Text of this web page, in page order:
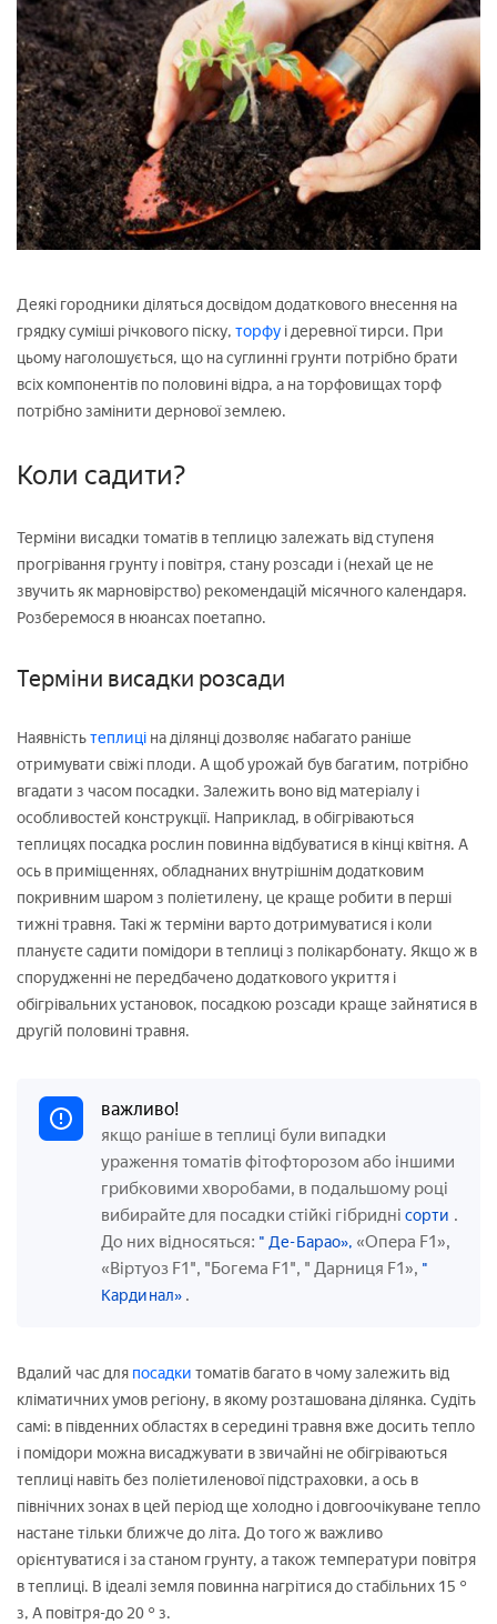
Деякі городники діляться досвідом додаткового внесення на
грядку суміші річкового піску, торфу і деревної тирси. При
цьому наголошується, що на суглинні грунти потрібно брати
всіх компонентів по половині відра, а на торфовищах торф
потрібно замінити дернової землею.
Коли садити?
Терміни висадки томатів в теплицю залежать від ступеня
прогрівання грунту і повітря, стану розсади і (нехай це не
звучить як марновірство) рекомендацій місячного календаря.
Розберемося в нюансах поетапно.
Терміни висадки розсади
Наявністьтеплиці на ділянці дозволяє набагато раніше
отримувати свіжі плоди. А щоб урожай був багатим, потрібно
вгадати з часом посадки. Залежить воно від матеріалу і
особливостей конструкції. Наприклад, в обігріваються
теплицях посадка рослин повинна відбуватися в кінці квітня. А
ось в приміщеннях, обладнаних внутрішнім додатковим
покривним шаром з поліетилену, це краще робити в перші
тижні травня. Такі ж терміни варто дотримуватися і коли
плануєте садити помідори в теплиці з полікарбонату. Якщо ж в
спорудженні не передбачено додаткового укриття і
обігрівальних установок, посадкою розсади краще зайнятися в
другій половині травня.
важливо!
якщо раніше в теплиці були випадки
ураження томатів фітофторозом або іншими
грибковими хворобами, в подальшому році
вибирайте для посадки стійкі гібридні сорти .
До них відносяться: " Де-Барао», «Опера F1»,
«Віртуоз F1", "Богема F1", " Дарниця F1», "
Кардинал» .
Вдалий час для посадки томатів багато в чому залежить від
кліматичних умов регіону, в якому розташована ділянка. Судіть
самі: в південних областях в середині травня вже досить тепло
і помідори можна висаджувати в звичайні не обігріваються
теплиці навіть без поліетиленової підстраховки, а ось в
північних зонах в цей період ще холодно і довгоочікуване тепло
настане тільки ближче до літа. До того ж важливо
орієнтуватися і за станом грунту, а також температури повітря
в теплиці. В ідеалі земля повинна нагрітися до стабільних 15 °
з, А повітря-до 20 ° з.